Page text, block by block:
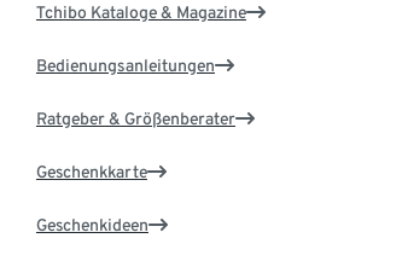
Tchibo Kataloge & Magazine
Bedienungsanleitungen
Ratgeber & Größenberater
Geschenkkarte
Geschenkideen